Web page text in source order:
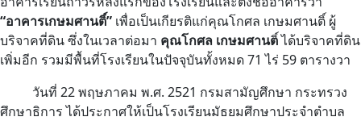
“อาคารเกษมศานติ์” เพื่อเป็นเกียรติแก่คุณโกศล เกษมศานติ์ ผู้
บริจาคที่ดิน ซึ่งในเวลาต่อมา คุณโกศล เกษมศานติ์ ได้บริจาคที่ดิน
เพิ่มอีก รวมมีพื้นที่โรงเรียนในปัจจุบันทั้งหมด 71 ไร่ 59 ตารางวา
วันที่ 22 พฤษภาคม พ.ศ. 2521 กรมสามัญศึกษา กระทรวง
ศึกษาธิการ ได้ประกาศให้เป็นโรงเรียนมัธยมศึกษาประจำตำบล